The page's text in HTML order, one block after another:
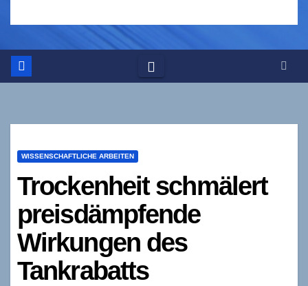
WISSENSCHAFTLICHE ARBEITEN
Trockenheit schmälert
preisdämpfende
Wirkungen des
Tankrabatts